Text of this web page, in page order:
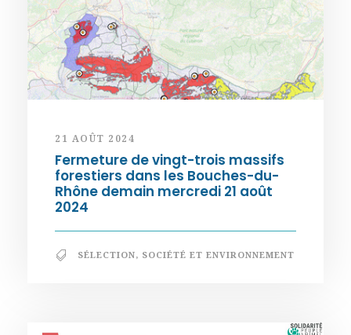
21 AOÛT 2024
Fermeture de vingt-trois massifs
forestiers dans les Bouches-du-
Rhône demain mercredi 21 août
2024
SÉLECTION, SOCIÉTÉ ET ENVIRONNEMENT